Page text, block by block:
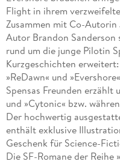
Flight in ihrem
Zusammen mit Co-
Autor Brandon
rund um die junge Pilotin
Kurzgeschichten
»ReDawn« und
Spensas Freunden erzählt
und »Cytonic« bzw.
Der hochwertig
enthält exklusive
Geschenk für Science-
Die SF-Romane der Reihe